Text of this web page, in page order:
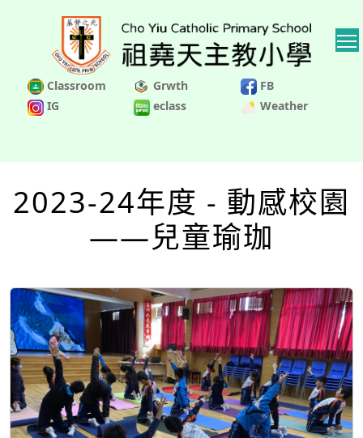
Classroom Grwth
FB
IG
eclass Weather
2023-24年度 - 動感校園
——兒童瑜珈